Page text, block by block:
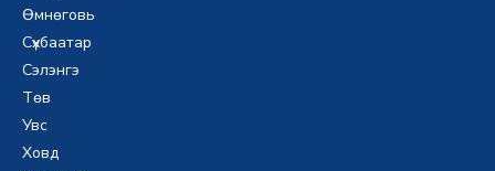
Өмнөговь
Сүхбаатар
Сэлэнгэ
Төв
Увс
Ховд